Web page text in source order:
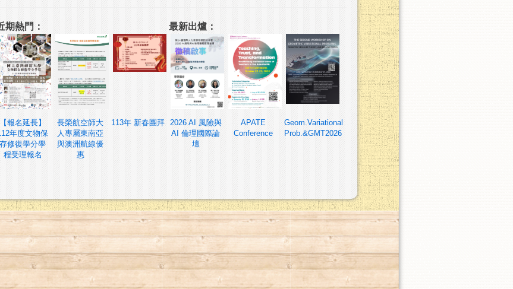
期熱門：
【報名延長】
年度文物保
存修復學分學
程受理報名
長榮航空師大
人專屬東南亞
與澳洲航線優
惠
113年 新春團拜
最新出爐：
2026 AI 風險與
AI 倫理國際論
壇
APATE
Conference
Geom.Variational
Prob.&GMT2026